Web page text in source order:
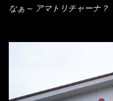
それなばらと冷蔵庫にあっ
け、韮の葉の部分をドサッ
うでしょう？ 見た目
なぁ～ アマトリチャーナ
ブン皿で焼いて、大凡の目
をよーく見たら表面のチ